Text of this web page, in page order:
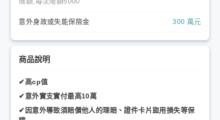
意外身故或失能保險金 300 萬元
商品說明
✔高cp值
✔意外實支實付最高10萬
✔因意外導致須賠償他人的理賠、證件卡片盜用損失等保